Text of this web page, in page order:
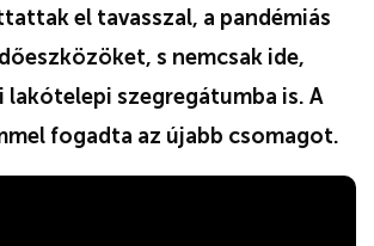
el tavasszal, a pandémiás
s nemcsak ide,
lakótelepi szegregátumba is. A
fogadta az újabb csomagot.